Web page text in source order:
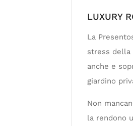
LUXURY
La
stress della
anche e
giardino
Non
la rendono